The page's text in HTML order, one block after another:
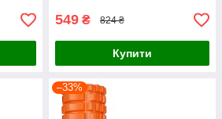
549 ₴ 824 ₴
Купити
–33%